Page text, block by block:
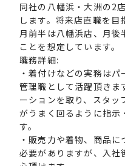
同社の八幡浜・大洲の2
します。将来店直職を目
月前半は八幡浜店、月後
ことを想定しています。
職務詳細:
・着付けなどの実務はパ
管理職として活躍頂きま
ーションを取り、スタッ
がうまく回るように指示
す。
・販売力や着物、商品
必要がありますが、入